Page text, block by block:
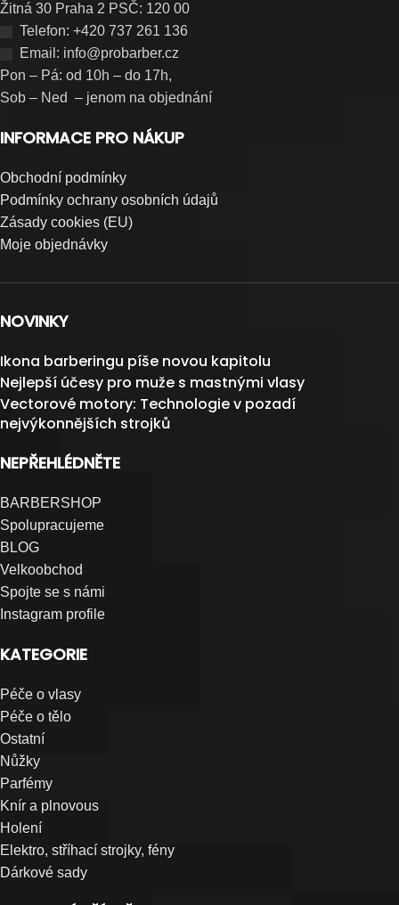
Žitná 30 Praha 2 PSČ: 120 00
Telefon: +420 737 261 136
Email: info@probarber.cz
Pon – Pá: od 10h – do 17h,
Sob – Ned – jenom na objednání
INFORMACE PRO NÁKUP
Obchodní podmínky
Podmínky ochrany osobních údajů
Zásady cookies (EU)
Moje objednávky
NOVINKY
Ikona barberingu píše novou kapitolu
Nejlepší účesy pro muže s mastnými vlasy
Vectorové motory: Technologie v pozadí
nejvýkonnějších strojků
NEPŘEHLÉDNĚTE
BARBERSHOP
Spolupracujeme
BLOG
Velkoobchod
Spojte se s námi
Instagram profile
KATEGORIE
Péče o vlasy
Péče o tělo
Ostatní
Nůžky
Parfémy
Knír a plnovous
Holení
Elektro, stříhací strojky, fény
Dárkové sady